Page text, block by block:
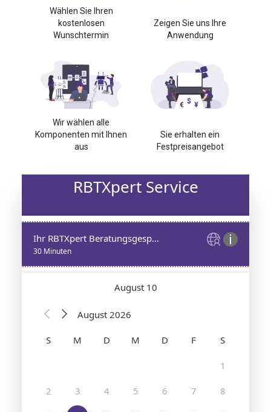
Wählen Sie Ihren
kostenlosen
Wunschtermin
Zeigen Sie uns Ihre
Anwendung
Wir wählen alle
Komponenten mit Ihnen
aus
Sie erhalten ein
Festpreisangebot